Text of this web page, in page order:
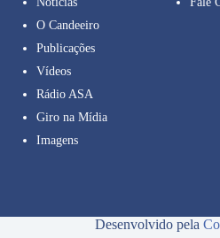
O Candeeiro
Publicações
Vídeos
Rádio ASA
Giro na Mídia
Imagens
Desenvolvido pela